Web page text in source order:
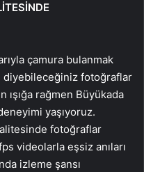
çamura bulanmak
diyebileceğiniz fotoğraflar
rağmen Büyükada
yaşıyoruz.
fotoğraflar
videolarla eşsiz anıları
izleme şansı